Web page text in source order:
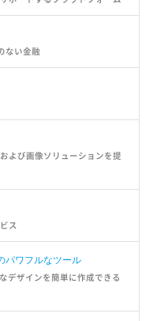
ない金融
よび画像ソリューションを提
ス
パワフルなツール
デザインを簡単に作成できる